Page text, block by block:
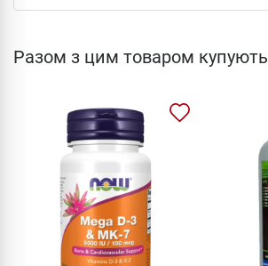
Разом з цим товаром купують